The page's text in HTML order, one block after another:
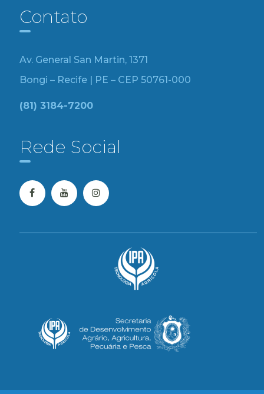
Contato
Av. General San Martin, 1371
Bongi – Recife | PE – CEP 50761-000
(81) 3184-7200
Rede Social